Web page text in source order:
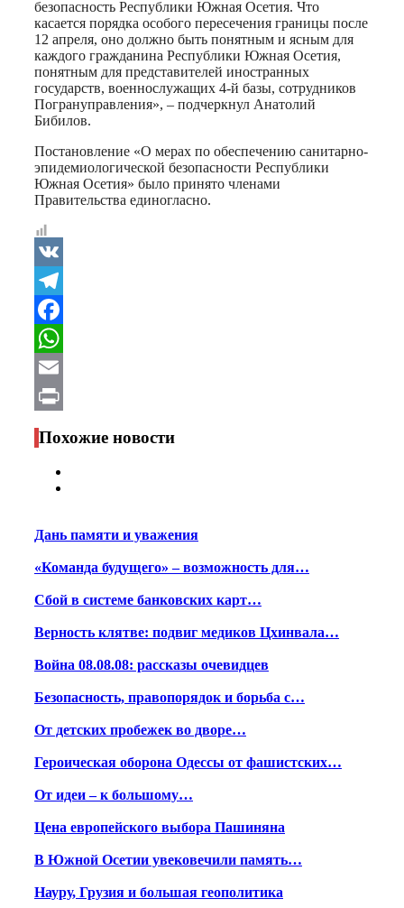
безопасность Республики Южная Осетия. Что
касается порядка особого пересечения границы после
12 апреля, оно должно быть понятным и ясным для
каждого гражданина Республики Южная Осетия,
понятным для представителей иностранных
государств, военнослужащих 4-й базы, сотрудников
Погрануправления», – подчеркнул Анатолий
Бибилов.
Постановление «О мерах по обеспечению санитарно-
эпидемиологической безопасности Республики
Южная Осетия» было принято членами
Правительства единогласно.
VK
Telegram
Facebook
WhatsApp
Email
Print
Похожие новости
Дань памяти и уважения
«Команда будущего» – возможность для…
Сбой в системе банковских карт…
Верность клятве: подвиг медиков Цхинвала…
Война 08.08.08: рассказы очевидцев
Безопасность, правопорядок и борьба с…
От детских пробежек во дворе…
Героическая оборона Одессы от фашистских…
От идеи – к большому…
Цена европейского выбора Пашиняна
В Южной Осетии увековечили память…
Науру, Грузия и большая геополитика